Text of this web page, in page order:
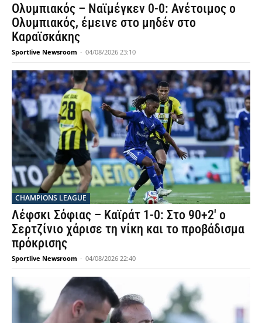
Ολυμπιακός – Ναϊμέγκεν 0-0: Ανέτοιμος ο
Ολυμπιακός, έμεινε στο μηδέν στο
Καραϊσκάκης
Sportlive Newsroom - 04/08/2026 23:10
CHAMPIONS LEAGUE
Λέφσκι Σόφιας – Καϊράτ 1-0: Στο 90+2′ ο
Σερτζίνιο χάρισε τη νίκη και το προβάδισμα
πρόκρισης
Sportlive Newsroom - 04/08/2026 22:40